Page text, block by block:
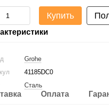
Купить
Grohe
41185DC0
Сталь
Оплата